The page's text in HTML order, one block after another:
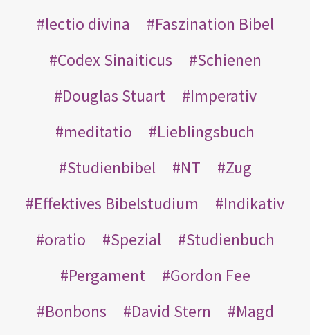
lectio divina
Faszination Bibel
Codex Sinaiticus
Schienen
Douglas Stuart
Imperativ
meditatio
Lieblingsbuch
Studienbibel
NT
Zug
Effektives Bibelstudium
Indikativ
oratio
Spezial
Studienbuch
Pergament
Gordon Fee
Bonbons
David Stern
Magd